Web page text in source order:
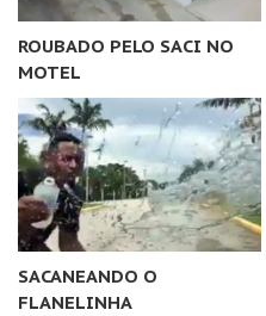
ROUBADO PELO SACI NO
MOTEL
SACANEANDO O
FLANELINHA